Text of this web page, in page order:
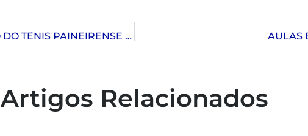
NOVA CONQUISTA DE VICE-CAMPEÃO DO TÊNIS PAINEIRENSE VETERANO AULAS
Artigos Relacionados